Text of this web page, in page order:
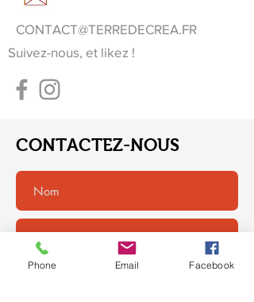
CONTACT@TERREDECREA.FR
Suivez-nous, et likez !
CONTACTEZ-NOUS
Phone Email Facebook